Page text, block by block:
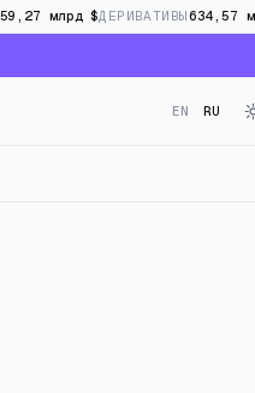
59,27 млрд $ДЕРИВАТИВЫ634,57
EN RU
в